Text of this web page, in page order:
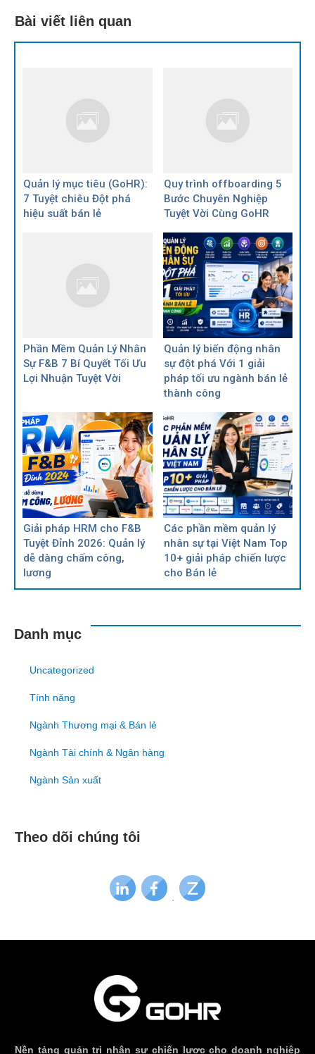
Bài viết liên quan
Quản lý mục tiêu (GoHR):
7 Tuyệt chiêu Đột phá
hiệu suất bán lẻ
Quy trình offboarding 5
Bước Chuyên Nghiệp
Tuyệt Vời Cùng GoHR
Phần Mềm Quản Lý Nhân
Sự F&B 7 Bí Quyết Tối Ưu
Lợi Nhuận Tuyệt Vời
Quản lý biến động nhân
sự đột phá Với 1 giải
pháp tối ưu ngành bán lẻ
thành công
Giải pháp HRM cho F&B
Tuyệt Đỉnh 2026: Quản lý
dễ dàng chấm công,
lương
Các phần mềm quản lý
nhân sự tại Việt Nam Top
10+ giải pháp chiến lược
cho Bán lẻ
Danh mục
Uncategorized
Tính năng
Ngành Thương mại & Bán lẻ
Ngành Tài chính & Ngân hàng
Ngành Sản xuất
Theo dõi chúng tôi
Nền tảng quản trị nhân sự chiến lược cho doanh nghiệp